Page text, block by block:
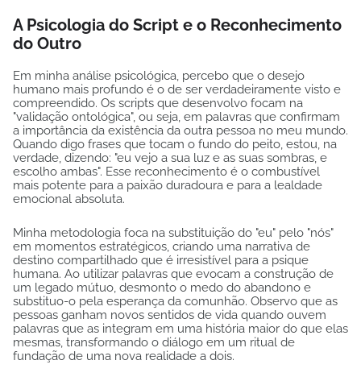
A Psicologia do Script e o Reconhecimento
do Outro
Em minha análise psicológica, percebo que o desejo
humano mais profundo é o de ser verdadeiramente visto e
compreendido. Os scripts que desenvolvo focam na
"validação ontológica", ou seja, em palavras que confirmam
a importância da existência da outra pessoa no meu mundo.
Quando digo frases que tocam o fundo do peito, estou, na
verdade, dizendo: "eu vejo a sua luz e as suas sombras, e
escolho ambas". Esse reconhecimento é o combustível
mais potente para a paixão duradoura e para a lealdade
emocional absoluta.
Minha metodologia foca na substituição do "eu" pelo "nós"
em momentos estratégicos, criando uma narrativa de
destino compartilhado que é irresistível para a psique
humana. Ao utilizar palavras que evocam a construção de
um legado mútuo, desmonto o medo do abandono e
substituo-o pela esperança da comunhão. Observo que as
pessoas ganham novos sentidos de vida quando ouvem
palavras que as integram em uma história maior do que elas
mesmas, transformando o diálogo em um ritual de
fundação de uma nova realidade a dois.